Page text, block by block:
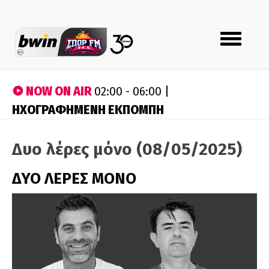
Toggle
navigation
NOW ON AIR02:00 - 06:00 |
ΗΧΟΓΡΑΦΗΜΕΝΗ ΕΚΠΟΜΠΗ
Δυο λέρες μόνο (08/05/2025)
ΔΥΟ ΛΕΡΕΣ ΜΟΝΟ